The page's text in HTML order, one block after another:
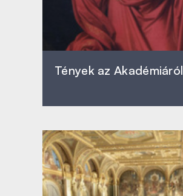
Tények az Akadémiáról